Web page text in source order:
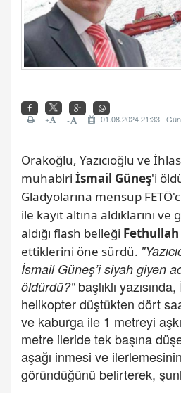
01.08.2024 21:33 |
-
+
Orakoğlu, Yazıcıoğlu ve
muhabiri İsmail Güneş'i
Gladyolarına mensup
ile kayıt altına aldıklarını
aldığı flash belleği Fethullah
ettiklerini öne sürdü.
İsmail Güneş’i siyah giyen
öldürdü?"başlıklı
helikopter düştükten dört
ve kaburga ile 1 metreyi
metre ileride tek başına
aşağı inmesi ve
göründüğünü belirterek,